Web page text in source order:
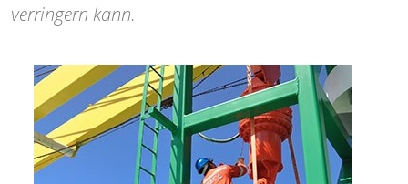
verringern kann.